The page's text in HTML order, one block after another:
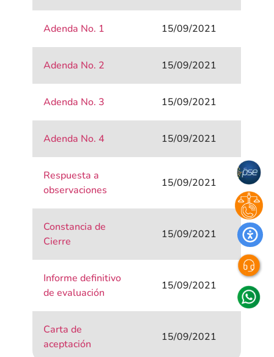
Adenda No. 1 15/09/2021
Adenda No. 2 15/09/2021
Adenda No. 3 15/09/2021
Adenda No. 4 15/09/2021
Respuesta a
observaciones
15/09/2021
Constancia de
Cierre
15/09/2021
Informe definitivo
de evaluación
15/09/2021
Carta de
aceptación
15/09/2021